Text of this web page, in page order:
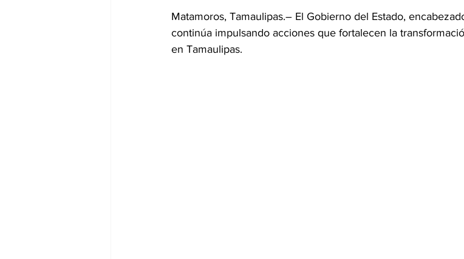
Matamoros, Tamaulipas.– El Gobierno del Estado,
continúa impulsando acciones que fortalecen la
en Tamaulipas.